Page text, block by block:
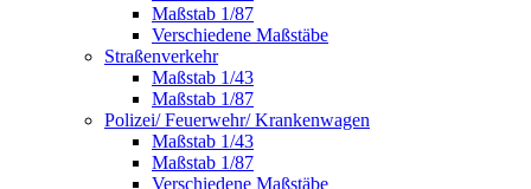
Maßstab 1/87
Verschiedene Maßstäbe
Straßenverkehr
Maßstab 1/43
Maßstab 1/87
Polizei/ Feuerwehr/ Krankenwagen
Maßstab 1/43
Maßstab 1/87
Verschiedene Maßstäbe